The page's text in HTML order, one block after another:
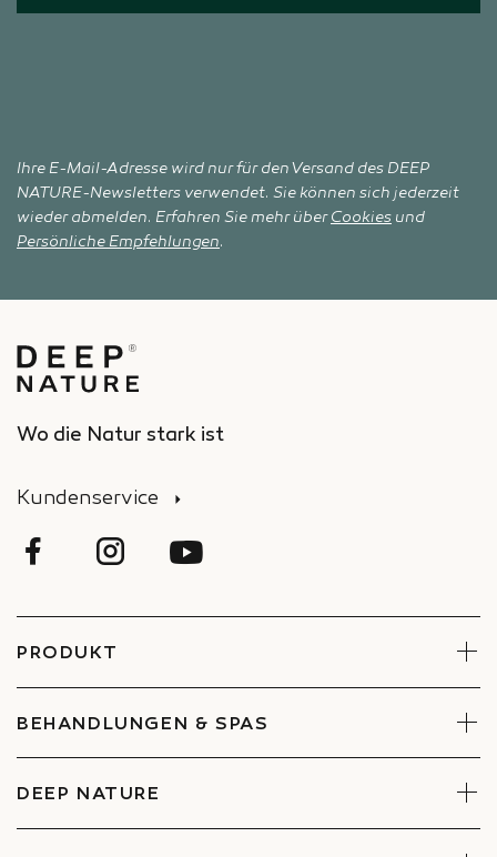
Ihre E-Mail-Adresse wird nur für den Versand des DEEP
NATURE-Newsletters verwendet. Sie können sich jederzeit
wieder abmelden. Erfahren Sie mehr überCookies und
Persönliche Empfehlungen.
Wo die Natur stark ist
Kundenservice
PRODUKT
Gesicht
Körper
Sets
BEHANDLUNGEN & SPAS
Behandlungen reservieren
Spa finden
DEEP NATURE
Engagements